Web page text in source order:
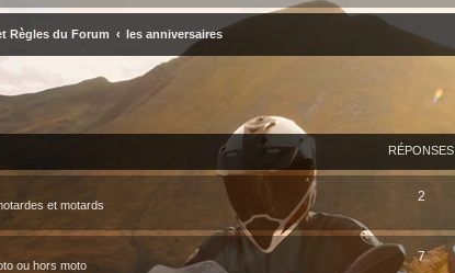
Règles du Forum les anniversaires
RÉPONSES
et motards
2
ou hors moto
7